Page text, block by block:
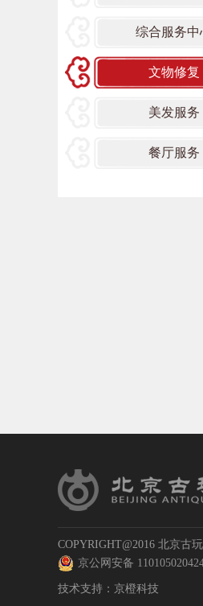
综合服务中
文物修复
美发服务
餐厅服务
COPYRIGHT@2016 北京古
京公网安备
技术支持： 京橙科技